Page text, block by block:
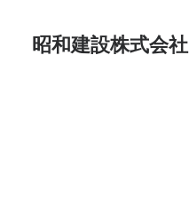
昭和建設株式会社